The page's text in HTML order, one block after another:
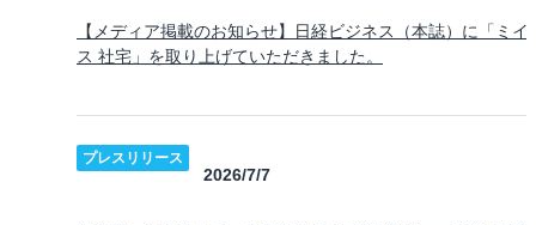
【メディア掲載のお知らせ】日経ビジネス（本誌）に「ミイ
ス 社宅」を取り上げていただきました。
プレスリリース
2026/7/7